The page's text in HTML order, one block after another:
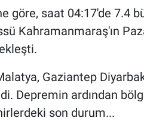
göre, saat 04:17'de 7.4
Kahramanmaraş'ın
Gaziantep
Depremin ardından
son durum...